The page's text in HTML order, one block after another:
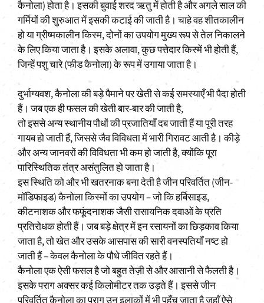
कैनोला) होता है। इसकी बुवाई शरद ऋतु में होती है और अगले साल की
गर्मियों की शुरुआत में इसकी कटाई की जाती है। चाहे वह शीतकालीन
हो या ग्रीष्मकालीन किस्म, दोनों का उपयोग मुख्य रूप से तेल निकालने
के लिए किया जाता है। इसके अलावा, कुछ पत्तेदार किस्में भी होती हैं,
जिन्हें पशु चारे (फीड कैनोला) के रूप में उगाया जाता है।
दुर्भाग्यवश, कैनोला की बड़े पैमाने पर खेती से कई समस्याएँ भी पैदा होती
हैं। जब एक ही फसल की खेती बार-बार की जाती है,
तो इससे अन्य स्थानीय पौधों की प्रजातियाँ दब जाती हैं या पूरी तरह
गायब हो जाती हैं, जिससे जैव विविधता में भारी गिरावट आती है। कीड़े
और अन्य जानवरों की विविधता भी कम हो जाती है, क्योंकि पूरा
पारिस्थितिक तंत्र असंतुलित हो जाता है।
इस स्थिति को और भी खतरनाक बना देती है जीन परिवर्तित (जीन-
मॉडिफाइड) कैनोला किस्मों का उपयोग – जो कि हर्बिसाइड,
कीटनाशक और फफूंदनाशक जैसी रासायनिक दवाओं के प्रति
प्रतिरोधक होती हैं। जब बड़े क्षेत्र में इन रसायनों का छिड़काव किया
जाता है, तो खेत और उसके आसपास की सारी वनस्पतियाँ नष्ट हो
जाती हैं – केवल कैनोला के पौधे जीवित रहते हैं।
कैनोला एक ऐसी फसल है जो बहुत तेज़ी से और आसानी से फैलती है।
इसके पराग अक्सर कई किलोमीटर तक उड़ते हैं। इससे जीन